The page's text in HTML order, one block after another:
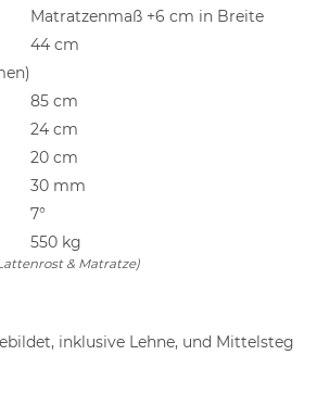
Matratzenmaß +6 cm in Breite
44 cm
85 cm
24 cm
20 cm
30 mm
7°
550 kg
& Matratze)
inklusive Lehne, und Mittelsteg